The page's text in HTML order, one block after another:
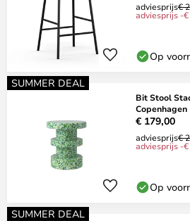
adviesprijs€
adviesprijs -
Op
SUMMER DEAL
Bit Stool
Copenhagen
€ 179,00
adviesprijs€
adviesprijs -
Op
SUMMER DEAL